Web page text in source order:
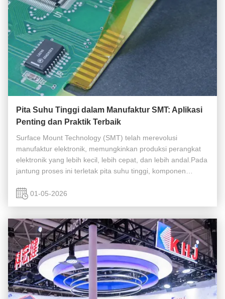
Pita Suhu Tinggi dalam Manufaktur SMT: Aplikasi
Penting dan Praktik Terbaik
Surface Mount Technology (SMT) telah merevolusi
manufaktur elektronik, memungkinkan produksi perangkat
elektronik yang lebih kecil, lebih cepat, dan lebih andal.Pada
jantung proses ini terletak pita suhu tinggi, komponen
keandalan sepanjang siklus ...
01-05-2026